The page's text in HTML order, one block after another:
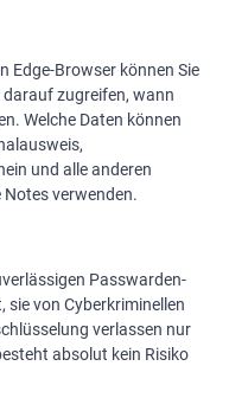
Edge-Browser können Sie
darauf zugreifen, wann
Welche Daten können
und alle anderen
verwenden.
Passwarden-
sie von Cyberkriminellen
verlassen nur
absolut kein Risiko